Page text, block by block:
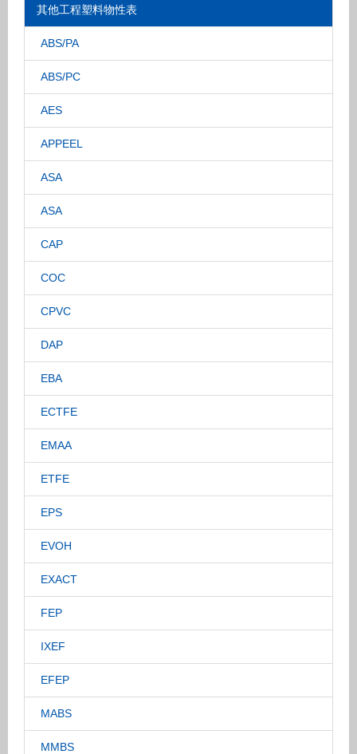
其他工程塑料物性表
ABS/PA
ABS/PC
AES
APPEEL
ASA
ASA
CAP
COC
CPVC
DAP
EBA
ECTFE
EMAA
ETFE
EPS
EVOH
EXACT
FEP
IXEF
EFEP
MABS
MMBS